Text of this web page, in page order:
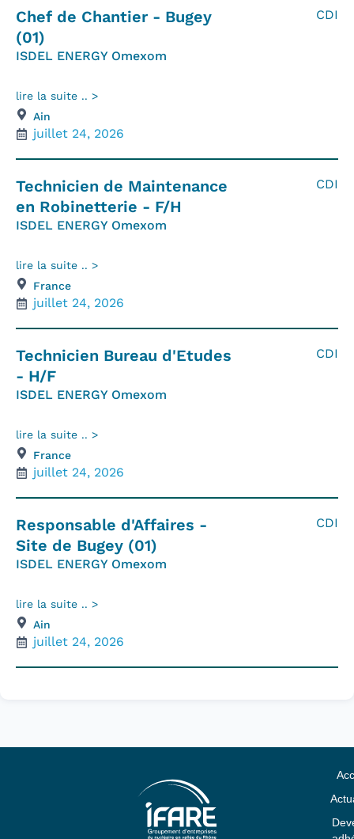
Chef de Chantier - Bugey
(01)
ISDEL ENERGY Omexom
lire la suite .. >
CDI
Ain
juillet 24, 2026
Technicien de Maintenance
en Robinetterie - F/H
ISDEL ENERGY Omexom
lire la suite .. >
CDI
France
juillet 24, 2026
Technicien Bureau d'Etudes
- H/F
ISDEL ENERGY Omexom
lire la suite .. >
CDI
France
juillet 24, 2026
Responsable d'Affaires -
Site de Bugey (01)
ISDEL ENERGY Omexom
lire la suite .. >
CDI
Ain
juillet 24, 2026